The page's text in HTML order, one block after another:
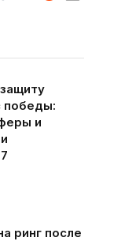
победы:
и
ринг после